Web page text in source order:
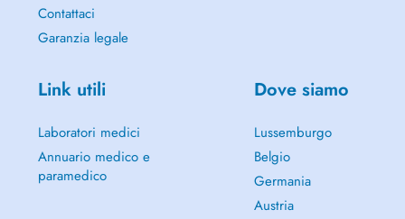
Contattaci
Garanzia legale
Link utili
Laboratori medici
Annuario medico e
paramedico
Dove siamo
Lussemburgo
Belgio
Germania
Austria